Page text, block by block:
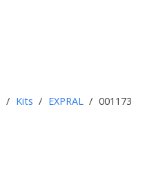
/ Kits / EXPRAL / 001173